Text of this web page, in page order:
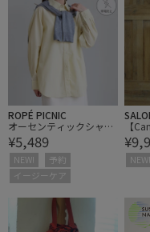
ROPÉ PICNIC
オーセンティックシャ
ツ/UVケア・イージーケ
ア・リンクコーデ
¥5,489
NEW!
予約
イージーケア
【
ート
NEW!